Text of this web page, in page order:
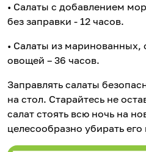
• Салаты с добавлением
без заправки - 12 часов.
• Салаты из
овощей – 36 часов.
Заправлять салаты
на стол. Старайтесь не
салат стоять всю ночь на
целесообразно убирать